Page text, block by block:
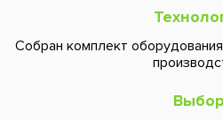
Собран комплект
Выбор